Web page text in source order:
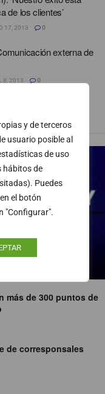
y de terceros
usuario posible al
de uso
hábitos de
Puedes
el botón
"Configurar".
de los clientes’
17, 2013 0
externa de
8, 2013 0
más de 300 puntos de
de corresponsales